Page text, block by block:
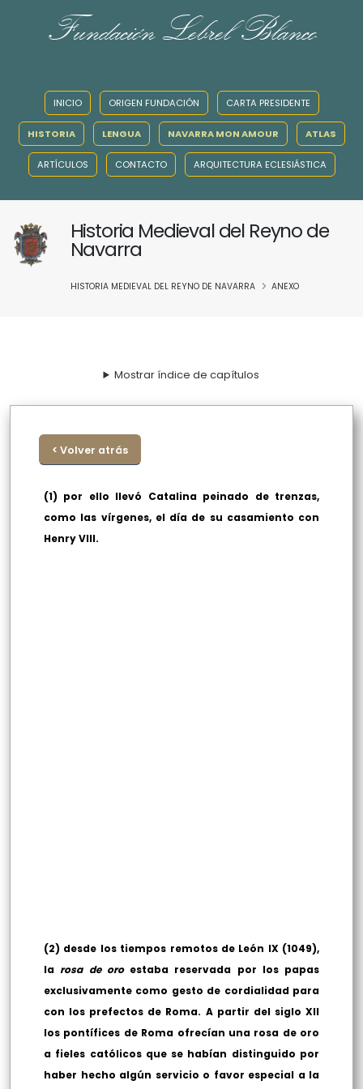
Fundación Lebrel Blanco
INICIO ORIGEN FUNDACIÓN CARTA PRESIDENTE
HISTORIA LENGUA NAVARRA MON AMOUR ATLAS
ARTÍCULOS CONTACTO ARQUITECTURA ECLESIÁSTICA
Historia Medieval del Reyno de
Navarra
HISTORIA MEDIEVAL DEL REYNO DE NAVARRA ANEXO
Mostrar índice de capítulos
< Volver atrás
(1) por ello llevó Catalina peinado de trenzas,
como las vírgenes, el día de su casamiento con
Henry VIII.
(2) desde los tiempos remotos de León IX (1049),
larosa de oro estaba reservada por los papas
exclusivamente como gesto de cordialidad para
con los prefectos de Roma. A partir del siglo XII
los pontífices de Roma ofrecían una rosa de oro
a fieles católicos que se habían distinguido por
haber hecho algún servicio o favor especial a la